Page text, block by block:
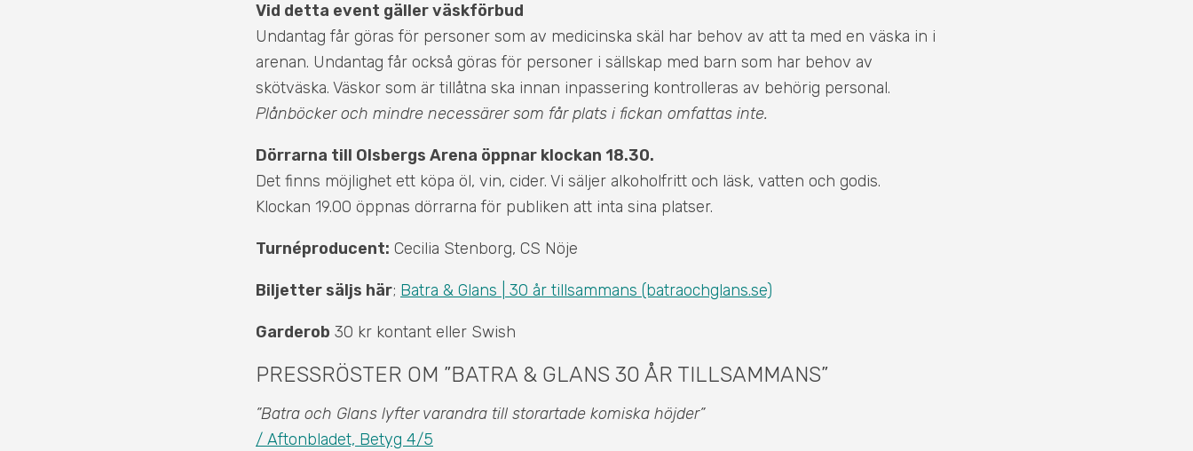
Vid detta event gäller väskförbud
Undantag får göras för personer som av medicinska skäl har behov av att ta med en väska in i
arenan. Undantag får också göras för personer i sällskap med barn som har behov av
skötväska. Väskor som är tillåtna ska innan inpassering kontrolleras av behörig personal.
Plånböcker och mindre necessärer som får plats i fickan omfattas inte.
Dörrarna till Olsbergs Arena öppnar klockan 18.30.
Det finns möjlighet ett köpa öl, vin, cider. Vi säljer alkoholfritt och läsk, vatten och godis.
Klockan 19.00 öppnas dörrarna för publiken att inta sina platser.
Turnéproducent: Cecilia Stenborg, CS Nöje
Biljetter säljs här; Batra & Glans | 30 år tillsammans (batraochglans.se)
Garderob 30 kr kontant eller Swish
PRESSRÖSTER OM ”BATRA & GLANS 30 ÅR TILLSAMMANS”
”Batra och Glans lyfter varandra till storartade komiska höjder”
/ Aftonbladet, Betyg 4/5